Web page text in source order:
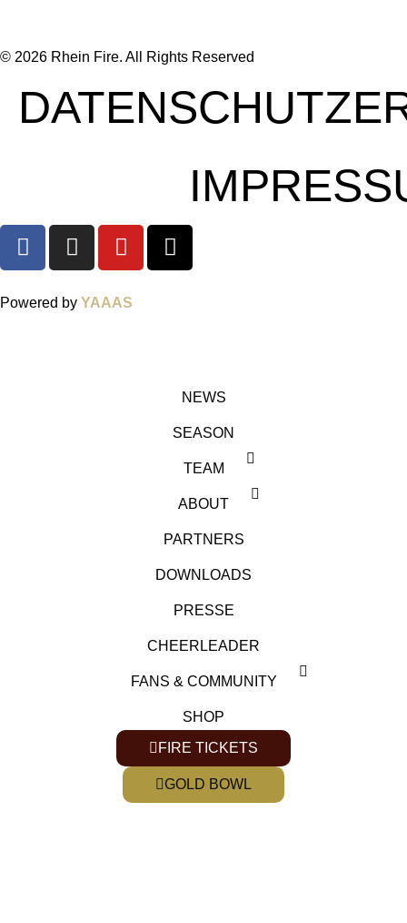
© 2026 Rhein Fire. All Rights Reserved
Powered by YAAAS
NEWS
SEASON
TEAM
ABOUT
PARTNERS
DOWNLOADS
PRESSE
CHEERLEADER
FANS & COMMUNITY
SHOP
FIRE TICKETS
GOLD BOWL